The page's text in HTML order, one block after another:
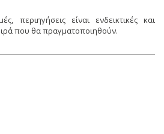
περιηγήσεις είναι ενδεικτικές και
που θα πραγματοποιηθούν.